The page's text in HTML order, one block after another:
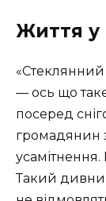
Життя у
«Стеклянний
— ось що таке
посеред
громадянин
Такий